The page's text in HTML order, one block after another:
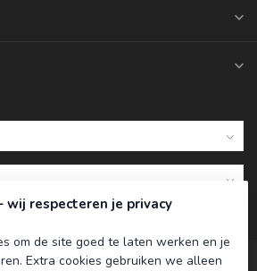
wij respecteren je privacy
om de site goed te laten werken en je
Extra cookies gebruiken we alleen